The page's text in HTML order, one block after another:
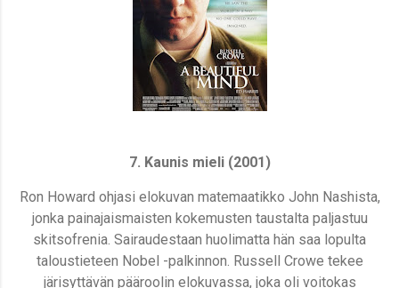
7. Kaunis mieli (2001)
Ron Howard ohjasi elokuvan matemaatikko John Nashista,
jonka painajaismaisten kokemusten taustalta paljastuu
skitsofrenia. Sairaudestaan huolimatta hän saa lopulta
taloustieteen Nobel -palkinnon. Russell Crowe tekee
järisyttävän pääroolin elokuvassa, joka oli voitokas